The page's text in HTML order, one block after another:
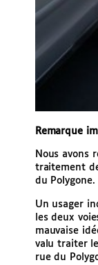
Remarque
Nous avons
traitement
du Polygone.
Un usager
les deux
mauvaise
valu traiter
rue du